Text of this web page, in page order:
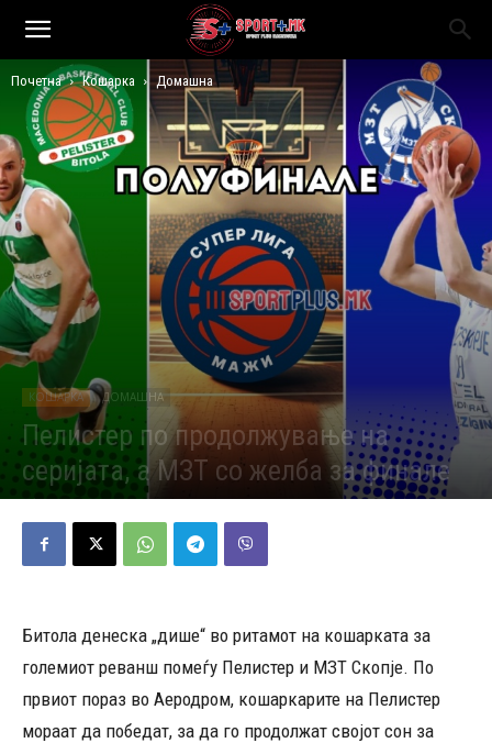
Почетна Кошарка Домашна
КОШАРКА ДОМАШНА
Пелистер по продолжување на
серијата, а МЗТ со желба за финале
Објавено од Д.Т. - 10/05/2026 429
Битола денеска „дише“ во ритамот на кошарката за
големиот реванш помеѓу Пелистер и МЗТ Скопје. По
првиот пораз во Аеродром, кошаркарите на Пелистер
мораат да победат, за да го продолжат својот сон за